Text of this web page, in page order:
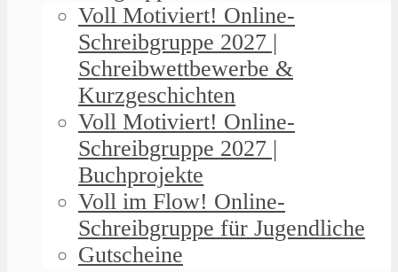
Voll Motiviert! Online-
Schreibgruppe 2027 |
Schreibwettbewerbe &
Kurzgeschichten
Voll Motiviert! Online-
Schreibgruppe 2027 |
Buchprojekte
Voll im Flow! Online-
Schreibgruppe für Jugendliche
Gutscheine